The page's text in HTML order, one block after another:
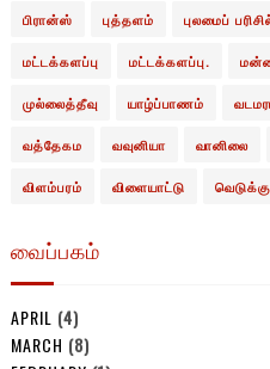
பிரான்ஸ் புத்தளம் புலமைப்
மட்டக்களப்பு மட்டக்களப்பு.
முல்லைத்தீவு யாழ்ப்பாணம்
வத்தேகம வவுனியா வானிலை
விளம்பரம் விளையாட்டு
வைப்பகம்
APRIL (4)
MARCH (8)